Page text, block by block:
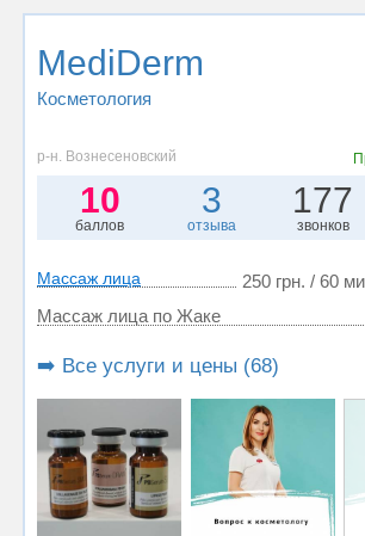
MediDerm
Косметология
р-н. Вознесеновский
10
баллов
3
отзыва
177
звонков
Массаж лица
250 грн. / 60
Массаж лица по Жаке
➡️ Все услуги и цены (68)